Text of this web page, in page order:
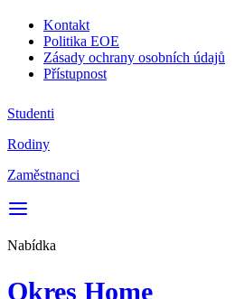
Kontakt
Politika EOE
Zásady ochrany osobních údajů
Přístupnost
Studenti
Rodiny
Zaměstnanci
Nabídka
Okres Home